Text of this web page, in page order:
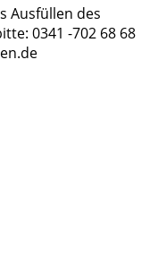
Ausfüllen des
0341 -702 68 68